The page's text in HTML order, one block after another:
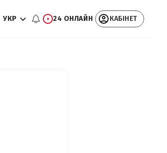
УКР 24 ОНЛАЙН КАБІНЕТ